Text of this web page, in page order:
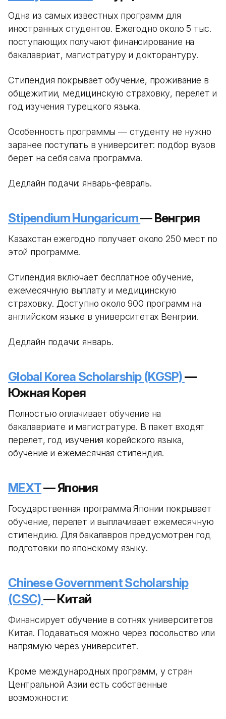
Одна из самых известных программ для
иностранных студентов. Ежегодно около 5 тыс.
поступающих получают финансирование на
бакалавриат, магистратуру и докторантуру.
Стипендия покрывает обучение, проживание в
общежитии, медицинскую страховку, перелет и
год изучения турецкого языка.
Особенность программы — студенту не нужно
заранее поступать в университет: подбор вузов
берет на себя сама программа.
Дедлайн подачи: январь-февраль.
Stipendium Hungaricum— Венгрия
Казахстан ежегодно получает около 250 мест по
этой программе.
Стипендия включает бесплатное обучение,
ежемесячную выплату и медицинскую
страховку. Доступно около 900 программ на
английском языке в университетах Венгрии.
Дедлайн подачи: январь.
Global Korea Scholarship (KGSP)—
Южная Корея
Полностью оплачивает обучение на
бакалавриате и магистратуре. В пакет входят
перелет, год изучения корейского языка,
обучение и ежемесячная стипендия.
MEXT— Япония
Государственная программа Японии покрывает
обучение, перелет и выплачивает ежемесячную
стипендию. Для бакалавров предусмотрен год
подготовки по японскому языку.
Chinese Government Scholarship
(CSC)— Китай
Финансирует обучение в сотнях университетов
Китая. Подаваться можно через посольство или
напрямую через университет.
Кроме международных программ, у стран
Центральной Азии есть собственные
возможности: